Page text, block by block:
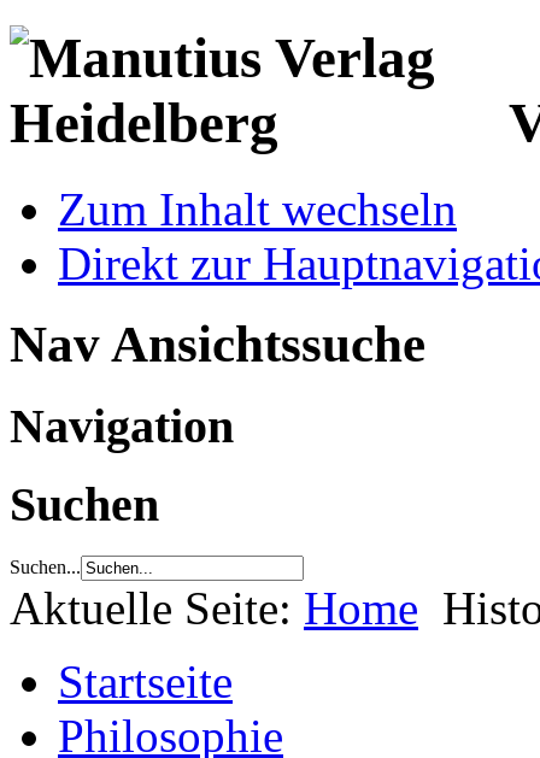
Zum Inhalt wechseln
Direkt zur
Nav Ansichtssuche
Navigation
Suchen
Suchen...
Aktuelle Seite: Home
Startseite
Philosophie